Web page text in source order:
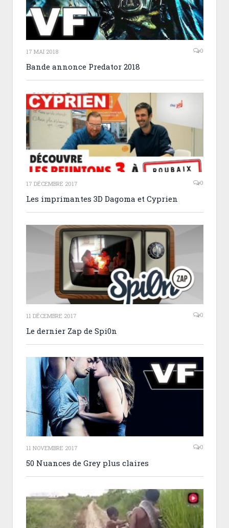
17 MAI 2018 0
Bande annonce Predator 2018
17 DÉCEMBRE 2017 0
Les imprimantes 3D Dagoma et Cyprien
11 DÉCEMBRE 2017 0
Le dernier Zap de Spi0n
11 NOVEMBRE 2017 0
50 Nuances de Grey plus claires